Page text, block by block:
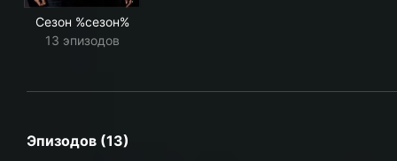
Сезон %сезон%
13 эпизодов
Эпизодов (13)